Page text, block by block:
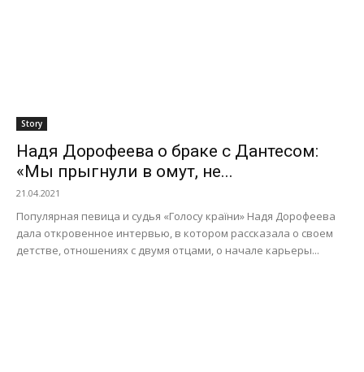
Story
Надя Дорофеева о браке с Дантесом:
«Мы прыгнули в омут, не...
21.04.2021
Популярная певица и судья «Голосу країни» Надя Дорофеева
дала откровенное интервью, в котором рассказала о своем
детстве, отношениях с двумя отцами, о начале карьеры...